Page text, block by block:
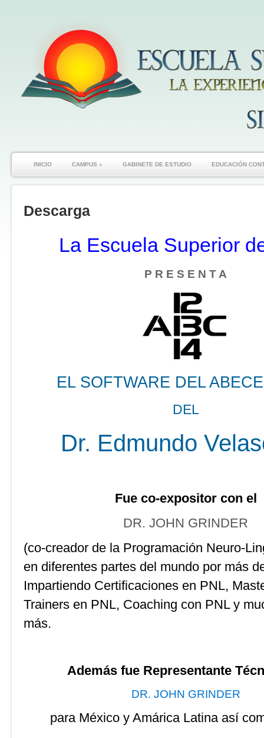
INICIO CAMPUS » GABINETE DE ESTUDIO EDUCACIÓN
Descarga
La Escuela Superior
P R E S E N T A
EL SOFTWARE DEL
DEL
Dr. Edmundo
Fue co-expositor con el
DR. JOHN GRINDER
(co-creador de la Programación Neuro-
en diferentes partes del mundo por más
Impartiendo Certificaciones en PNL,
Trainers en PNL, Coaching con PNL y
más.
Además fue Representante
DR. JOHN GRINDER
para México y Amárica Latina así